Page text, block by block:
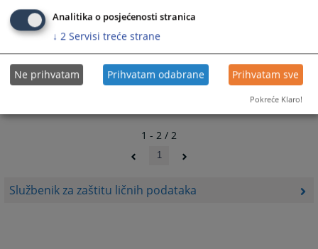
Službenik za zaštitu ličnih podataka
keyboard
shortcuts
for
changing
dates.
the
keyboard
shortcuts
for
changing
dates.
1 - 2 / 2
1
Analitika o posjećenosti stranica
↓ 2 Servisi treće strane
Ne prihvatam Prihvatam odabrane Prihvatam sve
Pokreće Klaro!